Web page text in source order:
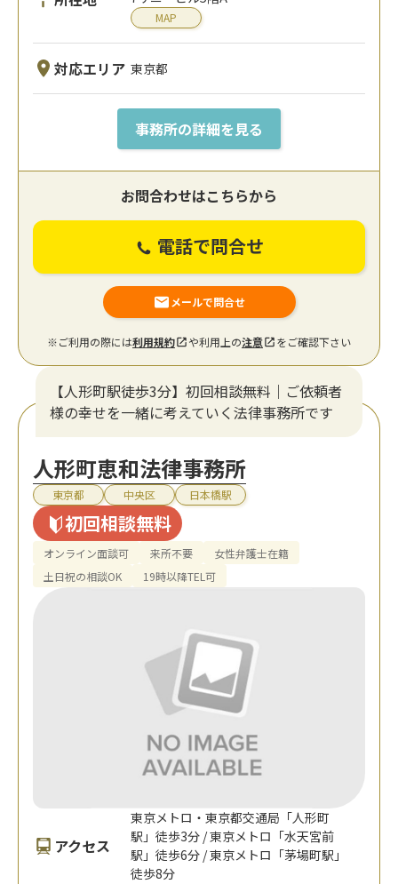
MAP
対応エリア 東京都
事務所の詳細を見る
お問合わせはこちらから
電話で問合せ
メールで問合せ
※ご利用の際には利用規約 や利用上の注意 をご確認下さい
【人形町駅徒歩3分】初回相談無料｜ご依頼者
様の幸せを一緒に考えていく法律事務所です
人形町恵和法律事務所
東京都 中央区 日本橋駅
初回相談無料
オンライン面談可 来所不要
女性弁護士在籍
土日祝の相談OK
19時以降TEL可
アクセス
東京メトロ・東京都交通局「人形町
駅」徒歩3分 / 東京メトロ「水天宮前
駅」徒歩6分 / 東京メトロ「茅場町駅」
徒歩8分